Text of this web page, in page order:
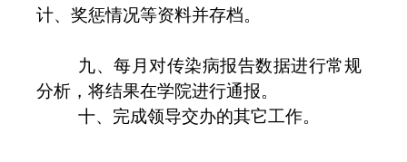
计、奖惩情况等资料并存档。
九、每月对传染病报告数据进行常规
分析，将结果在学院进行通报。
十、完成领导交办的其它工作。